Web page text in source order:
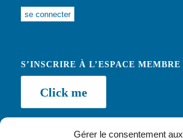
Gérer le consentement aux
Alternative:
S’INSCRIRE À L’ESPACE MEMBRE
Click me